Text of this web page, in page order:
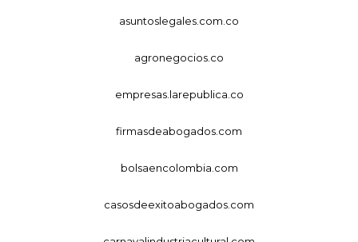
asuntoslegales.com.co
agronegocios.co
empresas.larepublica.co
firmasdeabogados.com
bolsaencolombia.com
casosdeexitoabogados.com